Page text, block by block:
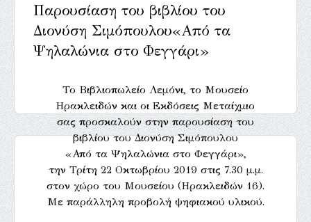
Παρουσίαση του βιβλίου του
Διονύση Σιμόπουλου«Από τα
Ψηλαλώνια στο Φεγγάρι»
Το Βιβλιοπωλείο Λεμόνι, το Μουσείο
Ηρακλειδών και οι Εκδόσεις Μεταίχμιο
σας προσκαλούν στην παρουσίαση του
βιβλίου του Διονύση Σιμόπουλου
«Από τα Ψηλαλώνια στο Φεγγάρι»,
την Τρίτη 22 Οκτωβρίου 2019 στις 7.30 μ.μ.
στον χώρο του Μουσείου (Ηρακλειδών 16).
Με παράλληλη προβολή ψηφιακού υλικού.